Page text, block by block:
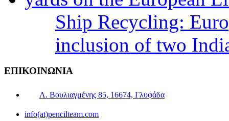
Ship Recycling:
inclusion of two
ΕΠΙΚΟΙΝΩΝΙΑ
Λ. Βουλιαγμένης 85, 16674, Γλυφάδα
info(at)pencilteam.com